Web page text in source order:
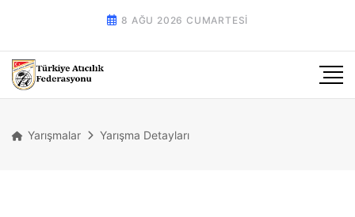
8 AĞU 2026 CUMARTESI
Yarışmalar Yarışma Detayları